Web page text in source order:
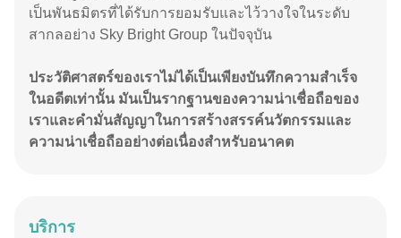
เป็นพันธมิตรที่ได้รับการยอมรับและไว้วางใจในระดับ
สากลอย่าง Sky Bright Group ในปัจจุบัน
ประวัติศาสตร์ของเราไม่ได้เป็นเพียงบันทึกความสำเร็จ
ในอดีตเท่านั้น มันเป็นรากฐานของความน่าเชื่อถือของ
เราและคำมั่นสัญญาในการสร้างสรรค์นวัตกรรมและ
ความน่าเชื่อถืออย่างต่อเนื่องสำหรับอนาคต
บริการ